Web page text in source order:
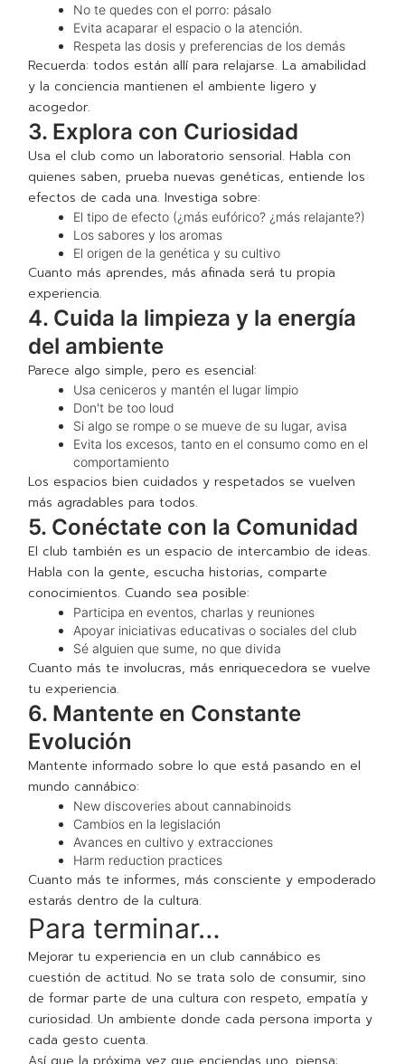
No te quedes con el porro: pásalo
Evita acaparar el espacio o la atención.
Respeta las dosis y preferencias de los demás
Recuerda: todos están allí para relajarse. La amabilidad
y la conciencia mantienen el ambiente ligero y
acogedor.
3. Explora con Curiosidad
Usa el club como un laboratorio sensorial. Habla con
quienes saben, prueba nuevas genéticas, entiende los
efectos de cada una. Investiga sobre:
El tipo de efecto (¿más eufórico? ¿más relajante?)
Los sabores y los aromas
El origen de la genética y su cultivo
Cuanto más aprendes, más afinada será tu propia
experiencia.
4. Cuida la limpieza y la energía
del ambiente
Parece algo simple, pero es esencial:
Usa ceniceros y mantén el lugar limpio
Don't be too loud
Si algo se rompe o se mueve de su lugar, avisa
Evita los excesos, tanto en el consumo como en el
comportamiento
Los espacios bien cuidados y respetados se vuelven
más agradables para todos.
5. Conéctate con la Comunidad
El club también es un espacio de intercambio de ideas.
Habla con la gente, escucha historias, comparte
conocimientos. Cuando sea posible:
Participa en eventos, charlas y reuniones
Apoyar iniciativas educativas o sociales del club
Sé alguien que sume, no que divida
Cuanto más te involucras, más enriquecedora se vuelve
tu experiencia.
6. Mantente en Constante
Evolución
Mantente informado sobre lo que está pasando en el
mundo cannábico:
New discoveries about cannabinoids
Cambios en la legislación
Avances en cultivo y extracciones
Harm reduction practices
Cuanto más te informes, más consciente y empoderado
estarás dentro de la cultura.
Para terminar…
Mejorar tu experiencia en un club cannábico es
cuestión de actitud. No se trata solo de consumir, sino
de formar parte de una cultura con respeto, empatía y
curiosidad. Un ambiente donde cada persona importa y
cada gesto cuenta.